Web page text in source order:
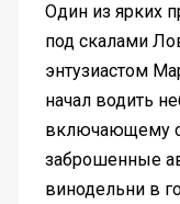
Один из ярких
под скалами
энтузиастом
начал водить
включающему
заброшенные
винодельни в